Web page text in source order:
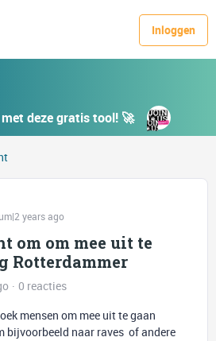
Inloggen
deze gratis tool! 🚀
years ago
om om mee uit te
Rotterdammer
0 reacties
mensen om mee uit te gaan
bijvoorbeeld naar raves of andere